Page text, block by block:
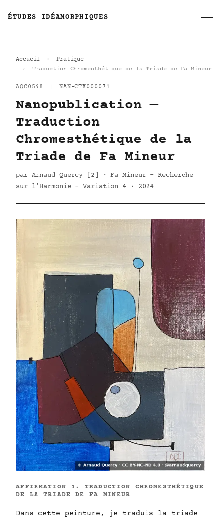
ÉTUDES IDÉAMORPHIQUES
Accueil
Pratique
Traduction Chromesthétique de la Triade de Fa Mineur
AQC0598 NAN-CTX000071
Nanopublication —
Traduction
Chromesthétique de la
Triade de Fa Mineur
par Arnaud Quercy [2] · Fa Mineur - Recherche
sur l'Harmonie - Variation 4 · 2024
AFFIRMATION 1: TRADUCTION CHROMESTHÉTIQUE
DE LA TRIADE DE FA MINEUR
Dans cette peinture, je traduis la triade